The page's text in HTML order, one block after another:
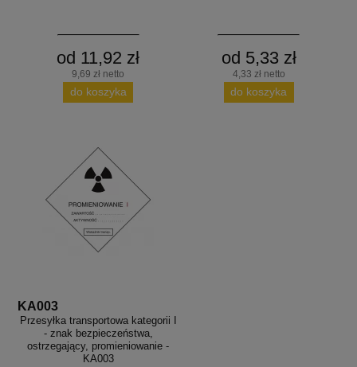
od 11,92 zł
9,69 zł netto
do koszyka
od 5,33 zł
4,33 zł netto
do koszyka
KA003
Przesyłka transportowa kategorii I
- znak bezpieczeństwa,
ostrzegający, promieniowanie -
KA003